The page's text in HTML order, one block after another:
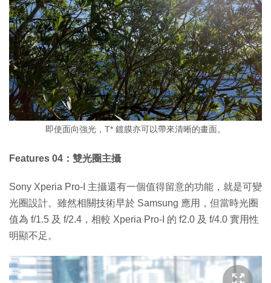
即使面向強光，T* 鍍膜亦可以帶來清晰的畫面。
Features 04：雙光圈主攝
Sony Xperia Pro-I 主攝還有一個值得留意的功能，就是可變
光圈設計。雖然相關技術早於 Samsung 應用，但當時光圈
值為 f/1.5 及 f/2.4，相較 Xperia Pro-I 的 f2.0 及 f/4.0 實用性
明顯不足。